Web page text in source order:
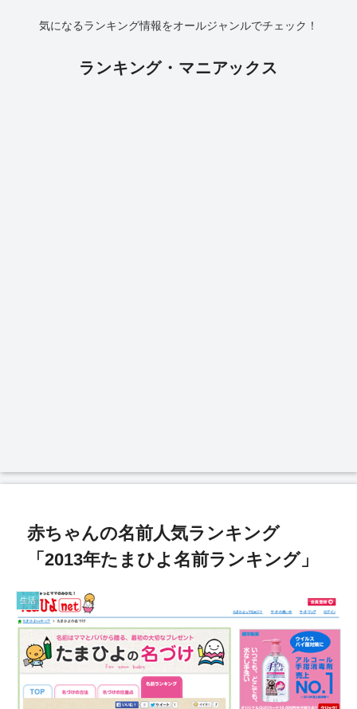
気になるランキング情報をオールジャンルでチェック！
ランキング・マニアックス
赤ちゃんの名前人気ランキング
「2013年たまひよ名前ランキング」
生活